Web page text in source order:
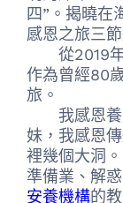
四”。揭曉在
感恩之旅三節
從2019年2
作為曾經80
旅。
我感恩養
妹，我感恩
裡幾個大洞
準備業、解
安養機構的